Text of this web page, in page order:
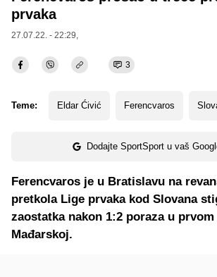
prvaka
27.07.22. - 22:29,
3
Teme: Eldar Ćivić Ferencvaros
Dodajte SportSport u vaš
Ferencvaros je u Bratislavu na
pretkola Lige prvaka kod Slovana
zaostatka nakon 1:2 poraza u
Mađarskoj.